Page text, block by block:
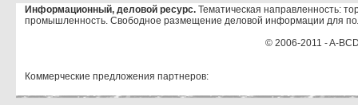
Информационный, деловой ресурс. Тематическая направленность:
промышленность. Свободное размещение деловой информации для
© 2006-2011 - A-
Коммерческие предложения партнеров: